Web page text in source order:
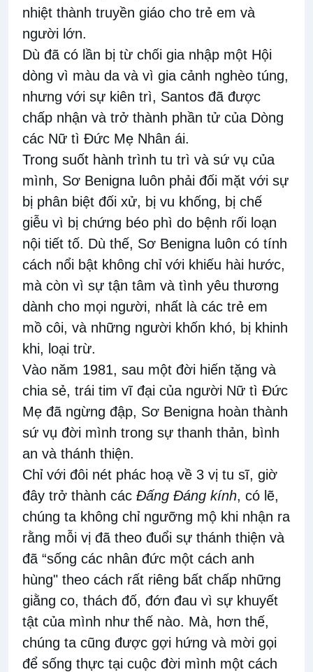
nhiệt thành truyền giáo cho trẻ em và
người lớn.
Dù đã có lần bị từ chối gia nhập một Hội
dòng vì màu da và vì gia cảnh nghèo túng,
nhưng với sự kiên trì, Santos đã được
chấp nhận và trở thành phần tử của Dòng
các Nữ tì Đức Mẹ Nhân ái.
Trong suốt hành trình tu trì và sứ vụ của
mình, Sơ Benigna luôn phải đối mặt với sự
bị phân biệt đối xử, bị vu khống, bị chế
giễu vì bị chứng béo phì do bệnh rối loạn
nội tiết tố. Dù thế, Sơ Benigna luôn có tính
cách nổi bật không chỉ với khiếu hài hước,
mà còn vì sự tận tâm và tình yêu thương
dành cho mọi người, nhất là các trẻ em
mồ côi, và những người khốn khó, bị khinh
khi, loại trừ.
Vào năm 1981, sau một đời hiến tặng và
chia sẻ, trái tim vĩ đại của người Nữ tì Đức
Mẹ đã ngừng đập, Sơ Benigna hoàn thành
sứ vụ đời mình trong sự thanh thản, bình
an và thánh thiện.
Chỉ với đôi nét phác hoạ về 3 vị tu sĩ, giờ
đây trở thành các Đấng Đáng kính, có lẽ,
chúng ta không chỉ ngưỡng mộ khi nhận ra
rằng mỗi vị đã theo đuổi sự thánh thiện và
đã “sống các nhân đức một cách anh
hùng" theo cách rất riêng bất chấp những
giằng co, thách đố, đớn đau vì sự khuyết
tật của mình như thế nào. Mà, hơn thế,
chúng ta cũng được gợi hứng và mời gọi
để sống thực tại cuộc đời mình một cách